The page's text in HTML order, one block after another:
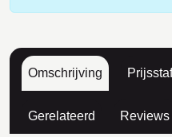
Omschrijving
Gerelateerd Reviews